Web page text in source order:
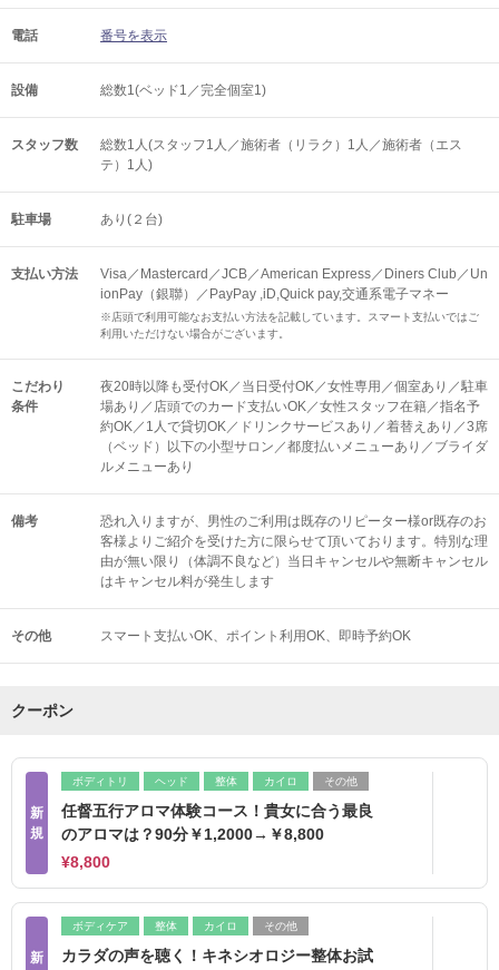
電話 番号を表示
設備 総数1(ベッド1／完全個室1)
スタッフ数
総数1人(スタッフ1人／施術者（リラク）1人／施術者（エス
テ）1人)
駐車場 あり(２台)
支払い方法
Visa／Mastercard／JCB／American Express／Diners Club／Un
ionPay（銀聯）／PayPay ,iD,Quick pay,交通系電子マネー
※店頭で利用可能なお支払い方法を記載しています。スマート支払いではご
利用いただけない場合がございます。
こだわり
条件
夜20時以降も受付OK／当日受付OK／女性専用／個室あり／駐車
場あり／店頭でのカード支払いOK／女性スタッフ在籍／指名予
約OK／1人で貸切OK／ドリンクサービスあり／着替えあり／3席
（ベッド）以下の小型サロン／都度払いメニューあり／ブライダ
ルメニューあり
備考
恐れ入りますが、男性のご利用は既存のリピーター様or既存のお
客様よりご紹介を受けた方に限らせて頂いております。特別な理
由が無い限り（体調不良など）当日キャンセルや無断キャンセル
はキャンセル料が発生します
その他 スマート支払いOK ポイント利用OK 即時予約OK
クーポン
新
規
ボディトリ ヘッド 整体 カイロ その他
任督五行アロマ体験コース！貴女に合う最良
のアロマは？90分￥1,2000→￥8,800
¥8,800
新
ボディケア 整体 カイロ その他
カラダの声を聴く！キネシオロジー整体お試